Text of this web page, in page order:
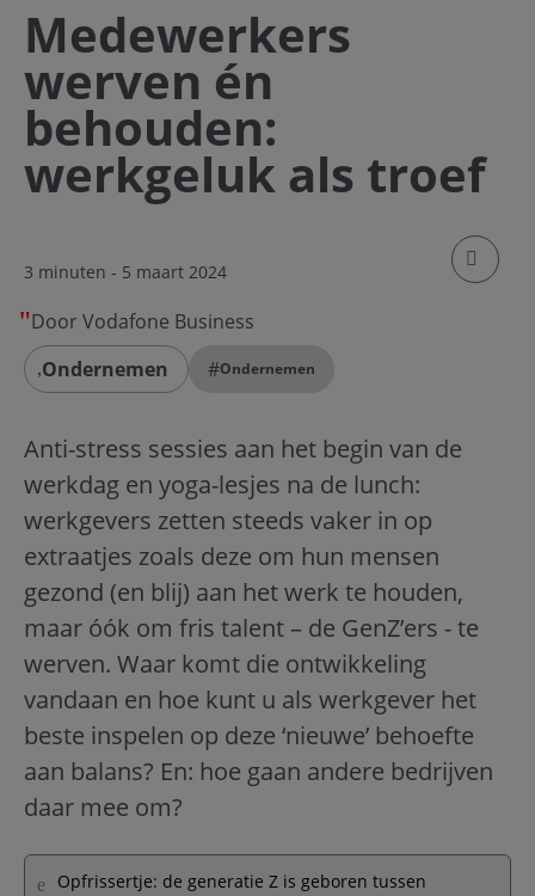
Medewerkers
werven én
behouden:
werkgeluk als troef
3 minuten - 5 maart 2024
klik om
Door Vodafone Business
Ondernemen
#Ondernemen
Anti-stress sessies aan het begin van de
werkdag en yoga-lesjes na de lunch:
werkgevers zetten steeds vaker in op
extraatjes zoals deze om hun mensen
gezond (en blij) aan het werk te houden,
maar óók om fris talent – de GenZ’ers - te
werven. Waar komt die ontwikkeling
vandaan en hoe kunt u als werkgever het
beste inspelen op deze ‘nieuwe’ behoefte
aan balans? En: hoe gaan andere bedrijven
daar mee om?
Opfrissertje: de generatie Z is geboren tussen